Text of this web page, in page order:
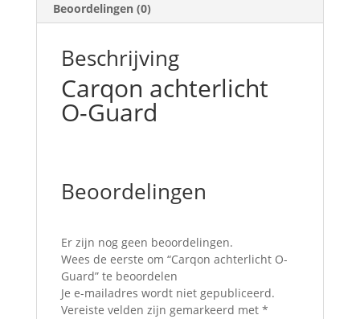
Beoordelingen (0)
Beschrijving
Carqon achterlicht
O-Guard
Beoordelingen
Er zijn nog geen beoordelingen.
Wees de eerste om “Carqon achterlicht O-
Guard” te beoordelen
Je e-mailadres wordt niet gepubliceerd.
Vereiste velden zijn gemarkeerd met *